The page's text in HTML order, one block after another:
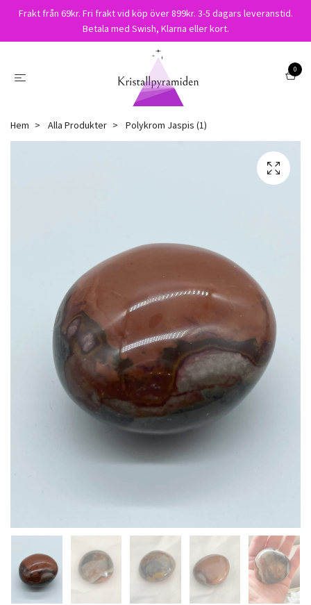
Frakt från 69kr. Fri frakt vid köp över 899kr. 3-5 dagars leveranstid.
Betala med Swish, Klarna eller kort.
0
Hem Alla Produkter Polykrom Jaspis (1)